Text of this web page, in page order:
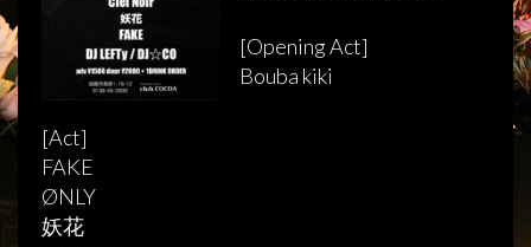
[Opening Act]
Bouba kiki
[Act]
FAKE
ØNLY
妖花